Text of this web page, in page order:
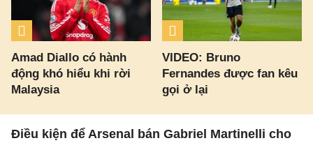
Amad Diallo có hành
động khó hiểu khi rời
Malaysia
VIDEO: Bruno
Fernandes được fan kêu
gọi ở lại
Điều kiện để Arsenal bán Gabriel Martinelli cho